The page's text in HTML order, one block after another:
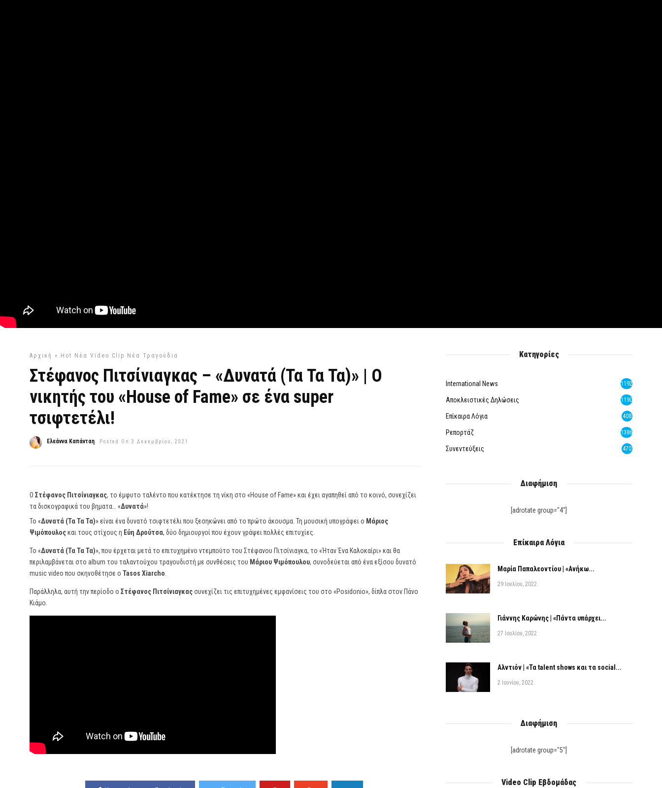
Αρχική » Hot Νέα Video Clip Νέα Τραγούδια
Στέφανος Πιτσίνιαγκας – «Δυνατά (Τα Τα Τα)» | Ο
νικητής του «House of Fame» σε ένα super
τσιφτετέλι!
Ελεάννα Καπάνταη Posted On 3 Δεκεμβρίου, 2021
Ο Στέφανος Πιτσίνιαγκας, το έμφυτο ταλέντο που κατέκτησε τη νίκη στο «House of Fame» και έχει αγαπηθεί από το κοινό, συνεχίζει
τα δισκογραφικά του βηματα… «Δυνατά»!
Το «Δυνατά (Τα Τα Τα)» είναι ένα δυνατό τσιφτετέλι που ξεσηκώνει από το πρώτο άκουσμα. Τη μουσική υπογράφει ο Μάριος
Ψιμόπουλοςκαι τους στίχους η Εύη Δρούτσα, δύο δημιουργοί που έχουν γράψει πολλές επιτυχίες.
Το «Δυνατά (Τα Τα Τα)», που έρχεται μετά το επιτυχημένο ντεμπούτο του Στέφανου Πιτσίνιαγκα, το «Ήταν Ένα Καλοκαίρι» και θα
περιλαμβάνεται στο album του ταλαντούχου τραγουδιστή με συνθέσεις του Μάριου Ψιμόπουλου, συνοδεύεται από ένα εξίσου δυνατό
music video που σκηνοθέτησε ο Tasos Xiarcho.
Παράλληλα, αυτή την περίοδο ο Στέφανος Πιτσίνιαγκαςσυνεχίζει τις επιτυχημένες εμφανίσεις του στο «Posidonio», δίπλα στον Πάνο
Κιάμο.
Κατηγορίες
International News 1192
Αποκλειστικές Δηλώσεις 1190
Επίκαιρα Λόγια 408
Ρεπορτάζ 1386
Συνεντεύξεις 470
Διαφήμιση
[adrotate group="4"]
Επίκαιρα Λόγια
Μαρία Παπαλεοντίου | «Ανήκω...
29 Ιουλίου, 2022
Γιάννης Καρώνης | «Πάντα υπάρχει...
27 Ιουλίου, 2022
Αλντιόν | «Τα talent shows και τα social...
2 Ιουνίου, 2022
Διαφήμιση
[adrotate group="5"]
Video Clip Εβδομάδας